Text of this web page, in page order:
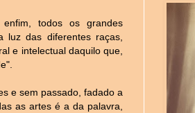
todos os grandes
luz das diferentes raças,
e intelectual daquilo que,
e sem passado, fadado a
as artes é a da palavra,